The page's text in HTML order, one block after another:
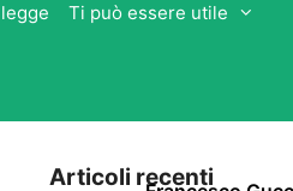
Ti può essere utile
Articoli recenti